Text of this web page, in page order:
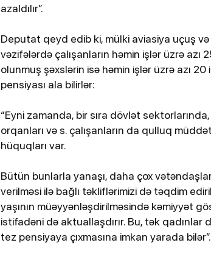
azaldılır”.
Deputat qeyd edib ki, mülki aviasiya uçuş
vəzifələrdə çalışanların həmin işlər üzrə
olunmuş şəxslərin isə həmin işlər üzrə azı
pensiyası ala bilirlər:
“Eyni zamanda, bir sıra dövlət
orqanları və s. çalışanların da qulluq
hüquqları var.
Bütün bunlarla yanaşı, daha çox
verilməsi ilə bağlı təkliflərimizi də təqdim
yaşının müəyyənləşdirilməsində kəmiyyət
istifadəni də aktuallaşdırır. Bu, tək qadınlar
tez pensiyaya çıxmasına imkan yarada bilər”.